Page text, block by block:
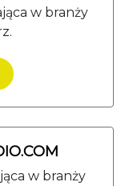
w branży
w branży